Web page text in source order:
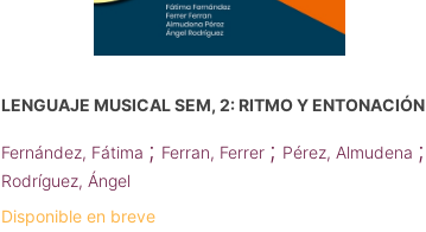
LENGUAJE MUSICAL SEM, 2: RITMO Y ENTONACIÓN
Fernández, Fátima ; Ferran, Ferrer ; Pérez, Almudena ;
Rodríguez, Ángel
Disponible en breve